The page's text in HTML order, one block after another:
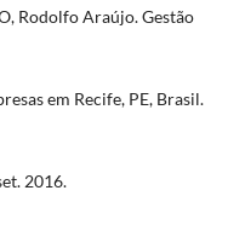
Rodolfo Araújo. Gestão
em Recife, PE, Brasil.
2016.